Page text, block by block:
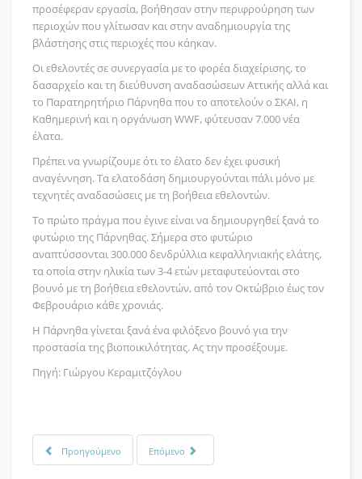
προσέφεραν εργασία, βοήθησαν στην περιφρούρηση των
περιοχών που γλίτωσαν και στην αναδημιουργία της
βλάστησης στις περιοχές που κάηκαν.
Οι εθελοντές σε συνεργασία με το φορέα διαχείρισης, το
δασαρχείο και τη διεύθυνση αναδασώσεων Αττικής αλλά και
το Παρατηρητήριο Πάρνηθα που το αποτελούν ο ΣKAI, η
Καθημερινή και η οργάνωση WWF, φύτευσαν 7.000 νέα
έλατα.
Πρέπει να γνωρίζουμε ότι το έλατο δεν έχει φυσική
αναγέννηση. Τα ελατοδάση δημιουργούνται πάλι μόνο με
τεχνητές αναδασώσεις με τη βοήθεια εθελοντών.
Το πρώτο πράγμα που έγινε είναι να δημιουργηθεί ξανά το
φυτώριο της Πάρνηθας. Σήμερα στο φυτώριο
αναπτύσσονται 300.000 δενδρύλλια κεφαλληνιακής ελάτης,
τα οποία στην ηλικία των 3-4 ετών μεταφυτεύονται στο
βουνό με τη βοήθεια εθελοντών, από τον Οκτώβριο έως τον
Φεβρουάριο κάθε χρονιάς.
Η Πάρνηθα γίνεται ξανά ένα φιλόξενο βουνό για την
προστασία της βιοποικιλότητας. Ας την προσέξουμε.
Πηγή: Γιώργου Κεραμιτζόγλου
Προηγούμενο Επόμενο